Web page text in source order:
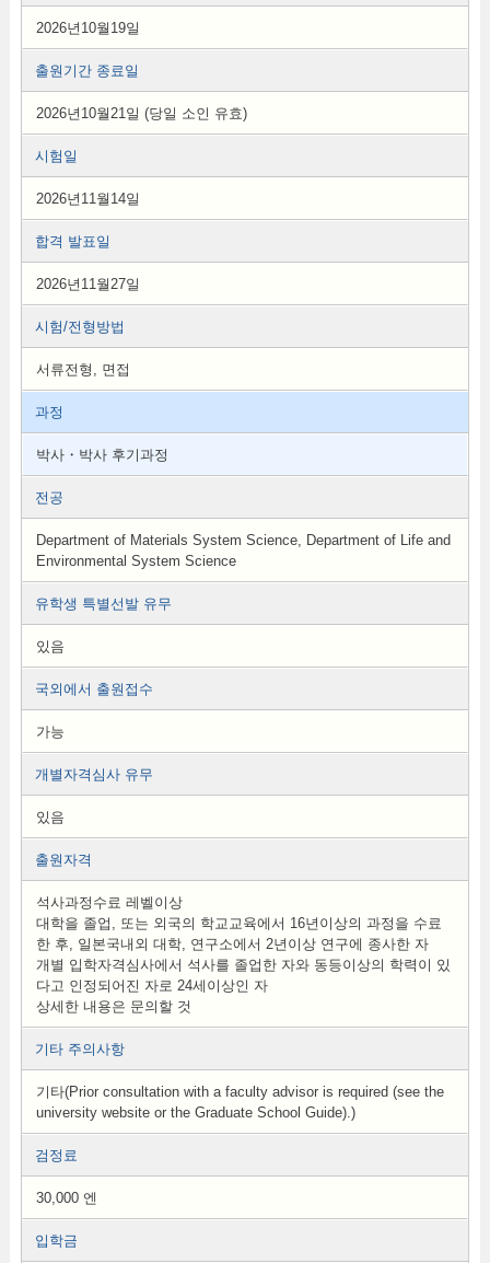
2026년10월19일
출원기간 종료일
2026년10월21일 (당일 소인 유효)
시험일
2026년11월14일
합격 발표일
2026년11월27일
시험/전형방법
서류전형, 면접
과정
박사・박사 후기과정
전공
Department of Materials System Science, Department of Life and
Environmental System Science
유학생 특별선발 유무
있음
국외에서 출원접수
가능
개별자격심사 유무
있음
출원자격
석사과정수료 레벨이상
대학을 졸업, 또는 외국의 학교교육에서 16년이상의 과정을 수료
한 후, 일본국내외 대학, 연구소에서 2년이상 연구에 종사한 자
개별 입학자격심사에서 석사를 졸업한 자와 동등이상의 학력이 있
다고 인정되어진 자로 24세이상인 자
상세한 내용은 문의할 것
기타 주의사항
기타(Prior consultation with a faculty advisor is required (see the
university website or the Graduate School Guide).)
검정료
30,000 엔
입학금